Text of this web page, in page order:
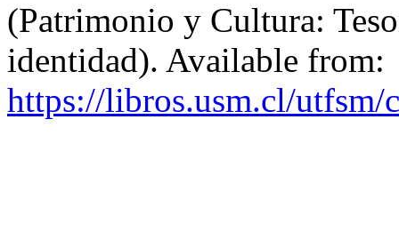
(Patrimonio y Cultura:
identidad). Available from:
https://libros.usm.cl/utfsm/